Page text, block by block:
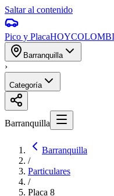
Saltar al contenido
Pico y PlacaHOY
Barranquilla
›
Categoría
Barranquilla
Barranquilla
/
Particulares
/
Placa 8